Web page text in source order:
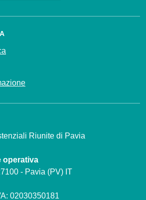
Riunite di Pavia
operativa
- Pavia (PV) IT
02030350181